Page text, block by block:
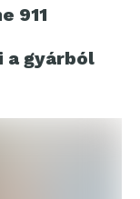
911
a gyárból